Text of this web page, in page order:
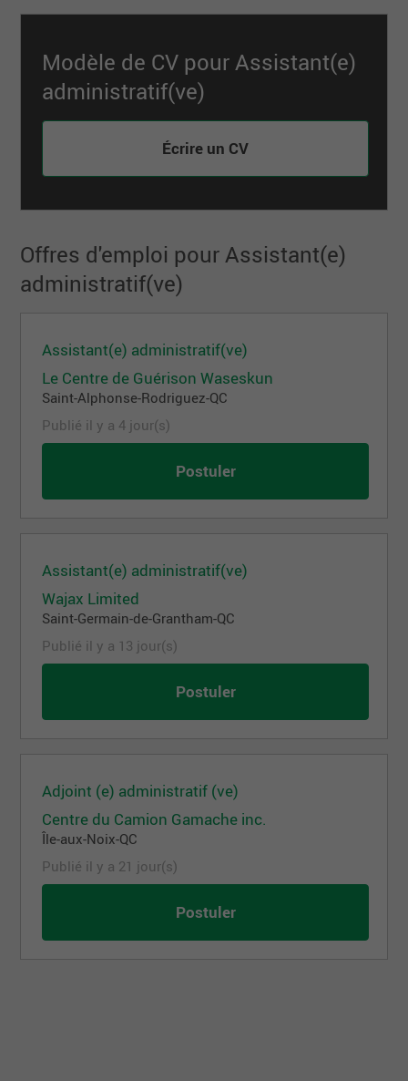
Modèle de CV pour Assistant(e)
administratif(ve)
Écrire un CV
Offres d'emploi pour Assistant(e)
administratif(ve)
Assistant(e) administratif(ve)
Le Centre de Guérison Waseskun
Saint-Alphonse-Rodriguez-QC
Publié il y a 4 jour(s)
Postuler
Assistant(e) administratif(ve)
Wajax Limited
Saint-Germain-de-Grantham-QC
Publié il y a 13 jour(s)
Postuler
Adjoint (e) administratif (ve)
Centre du Camion Gamache inc.
Île-aux-Noix-QC
Publié il y a 21 jour(s)
Postuler